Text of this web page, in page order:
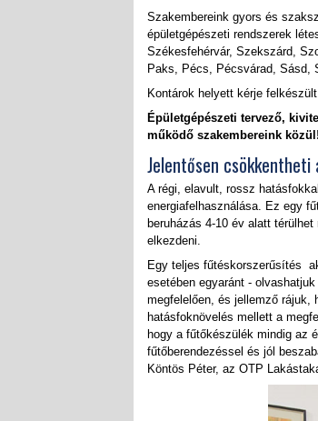
Szakembereink gyors és
épületgépészeti rendszerek
Székesfehérvár, Szekszárd,
Paks, Pécs, Pécsvárad, Sásd,
Kontárok helyett kérje
Épületgépészeti tervező,
működő szakembereink közül!
Jelentősen
A régi, elavult, rossz
energiafelhasználása. Ez egy
beruházás 4-10 év alatt
elkezdeni.
Egy teljes fűtéskorszerűsítés
esetében egyaránt -
megfelelően, és jellemző rájuk,
hatásfoknövelés mellett a
hogy a fűtőkészülék mindig az
fűtőberendezéssel és jól
Köntös Péter, az OTP